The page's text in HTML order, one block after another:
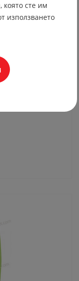
сте им
използването